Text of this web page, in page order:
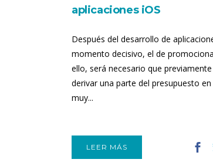
aplicaciones iOS
Después del desarrollo de
momento decisivo, el de
ello, será necesario que
derivar una parte del presupuesto
muy...
LEER MÁS